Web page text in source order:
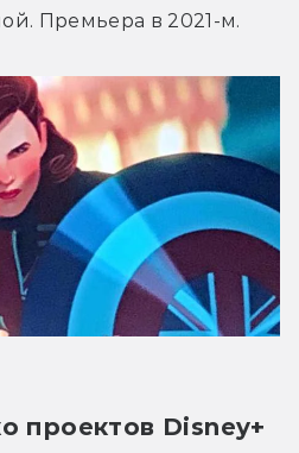
Премьера в 2021-м.
проектов Disney+